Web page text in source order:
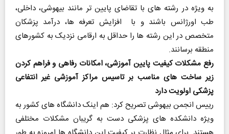
به ویژه در رشته های با تقاضای پایین تر مانند بیهوشی، داخلی،
طب اورژانس باشند و با افزایش تعرفه ها، درآمد پزشکان
متخصص در این رشته ها را حداقل به ارقامی نزدیک به کشورهای
منطقه برسانند.
رفع مشکلات کیفیت پایین آموزشی، امکانات رفاهی و فراهم کردن
زیر ساخت های مناسب بر تاسیس مراکز آموزشی غیر انتفاعی
پزشکی اولویت دارد
رییس انجمن بیهوشی تصریح کرد: هم اینک دانشگاه های کشور به
ویژه دانشکده های پزشکی دست به گریبان مشکلات مختلفی